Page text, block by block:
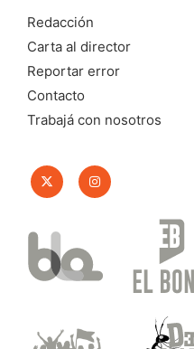
Redacción
Carta al director
Reportar error
Contacto
Trabajá con nosotros